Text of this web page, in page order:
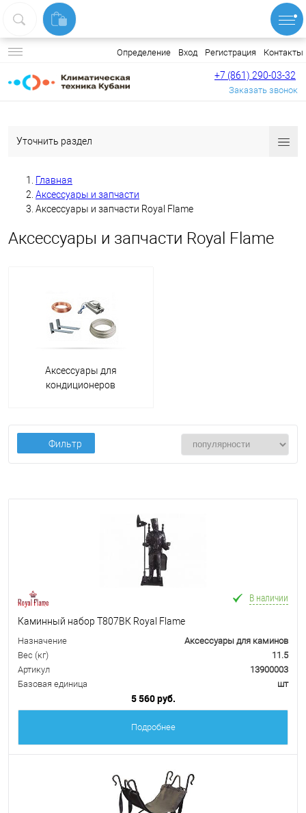
Определение Вход Регистрация Контакты
+7 (861) 290-03-32
Заказать звонок
Уточнить раздел
Главная
Аксессуары и запчасти
Аксессуары и запчасти Royal Flame
Аксессуары и запчасти Royal Flame
Аксессуары для
кондиционеров
Фильтр
В наличии
Каминный набор Т807ВК Royal Flame
Назначение
Аксессуары для каминов
Вес (кг)
11.5
Артикул
13900003
Базовая единица
шт
5 560 руб.
Подробнее